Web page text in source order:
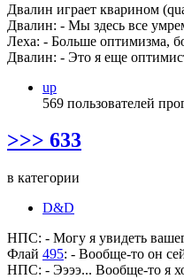
Двалин играет кварином
Двалин: - Мы здесь все
Леха: - Больше оптимизма,
Двалин: - Это я еще
up
569 пользователей
>>> 633
в категории
D&D
НПС: - Могу я увидеть
Флай 495: - Вообще-то он
НПС: - Ээээ... Вообще-то я